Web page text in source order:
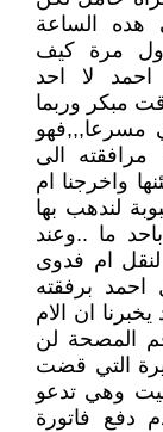
هده الساعة
ول مرة كيف
لا احد
مبكر وربما
مسرعا,,,فهو
الى
واخرجنا ام
لندهب بها
ما ..وعند
ام فدوى
برفقته
ان الام
المصحة لن
التي قضت
وهي تدعو
دفع فاتورة